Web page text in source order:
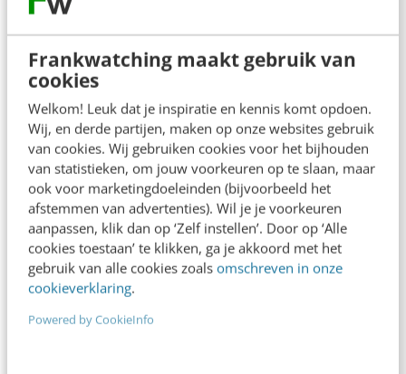
Frankwatching maakt gebruik van
cookies
Welkom! Leuk dat je inspiratie en kennis komt opdoen.
Wij, en derde partijen, maken op onze websites gebruik
van cookies. Wij gebruiken cookies voor het bijhouden
van statistieken, om jouw voorkeuren op te slaan, maar
ook voor marketingdoeleinden (bijvoorbeeld het
afstemmen van advertenties). Wil je je voorkeuren
aanpassen, klik dan op ‘Zelf instellen’. Door op ‘Alle
cookies toestaan’ te klikken, ga je akkoord met het
gebruik van alle cookies zoals omschreven in onze
cookieverklaring.
Powered by CookieInfo
MARKETING
Pause marketing: de opvolger van push &
pull
Push en pull marketing zijn echte 1.0
marketingtermen. Het is tijd voor een nieuwe
beweging. Ik noem het pause marketing. Push en
pull…
Nina Kornaat · 13 jaar geleden